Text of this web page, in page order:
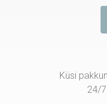
Küsi
24/